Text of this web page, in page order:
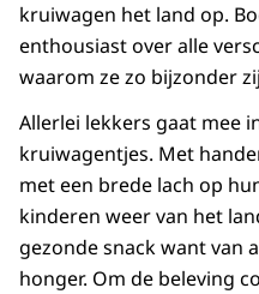
kruiwagen het land op.
enthousiast over alle
waarom ze zo bijzonder
Allerlei lekkers gaat mee
kruiwagentjes. Met
met een brede lach op
kinderen weer van het
gezonde snack want van
honger. Om de beleving